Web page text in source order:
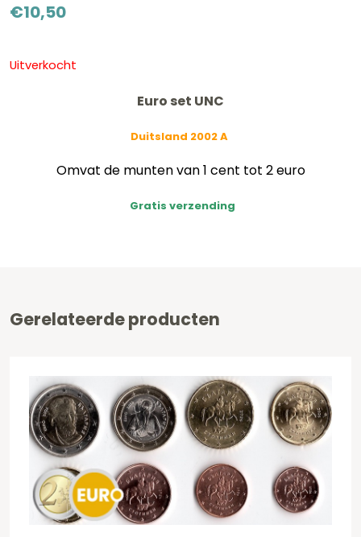
€10,50
Uitverkocht
Euro set UNC
Duitsland 2002 A
Omvat de munten van 1 cent tot 2 euro
Gratis verzending
Gerelateerde producten